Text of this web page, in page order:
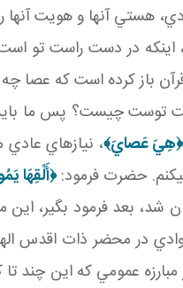
هستي آنها و هويت
، اينکه در دست راست تو
باز کرده است که عصا
توست چيست؟ پس ما
﴿هِيَ عَصايَ‏﴾، نيازهاي
کنم. حضرت فرمود:﴿أَلْقِهَا
بعد فرمود بگير، اين
در محضر ذات اقدس
عمومي که اين چند